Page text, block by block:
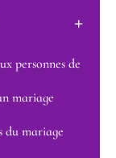
personnes de
mariage
du mariage